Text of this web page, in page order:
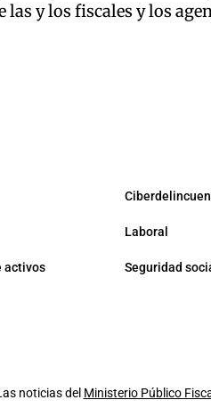
y los fiscales y los
Laboral
activos Seguridad
noticias del Ministerio Público